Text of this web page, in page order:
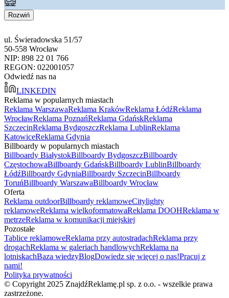
Rozwiń
ul. Świeradowska 51/57
50-558 Wrocław
NIP: 898 22 01 766
REGON: 022001057
Odwiedź nas na
LINKEDIN
Reklama w popularnych miastach
Reklama WarszawaReklama KrakówReklama ŁódźReklama
WrocławReklama PoznańReklama GdańskReklama
SzczecinReklama BydgoszczReklama LublinReklama
KatowiceReklama Gdynia
Billboardy w popularnych miastach
Billboardy BiałystokBillboardy BydgoszczBillboardy
CzęstochowaBillboardy GdańskBillboardy LublinBillboardy
ŁódźBillboardy GdyniaBillboardy SzczecinBillboardy
ToruńBillboardy WarszawaBillboardy Wrocław
Oferta
Reklama outdoorBillboardy reklamoweCitylighty
reklamoweReklama wielkoformatowaReklama DOOHReklama w
metrzeReklama w komunikacji miejskiej
Pozostałe
Tablice reklamoweReklama przy autostradachReklama przy
drogachReklama w galeriach handlowychReklama na
lotniskachBaza wiedzyBlogDowiedz się więcej o nas!Pracuj z
nami!
Polityka prywatności
© Copyright 2025 ZnajdźReklamę.pl sp. z o.o. - wszelkie prawa
zastrzeżone.